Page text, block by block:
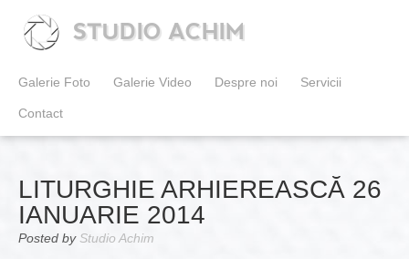
STUDIO ACHIM
Galerie Foto Galerie Video Despre noi Servicii
Contact
LITURGHIE ARHIEREASCĂ 26
IANUARIE 2014
Posted by Studio Achim